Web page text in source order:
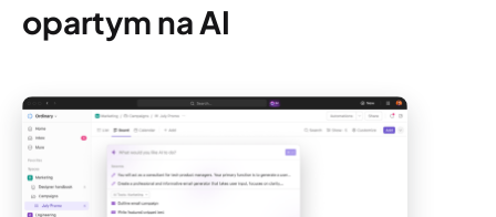
opartym na AI